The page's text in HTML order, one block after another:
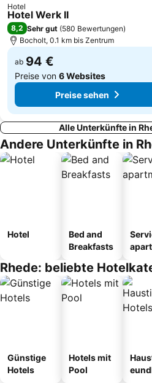
Gelsenkirchen Main Station
Lindenhof
Hotel
Hotel Werk II
8,2 Sehr gut (580 Bewertungen)
Bocholt, 0.1 km bis Zentrum
ab 94 €
Preise von 6 Websites
Preise sehen
Alle Unterkünfte in
Andere Unterkünfte in
Hotel
Bed and
Breakfasts
Rhede: beliebte
Günstige
Hotels
Hotels mit
Pool